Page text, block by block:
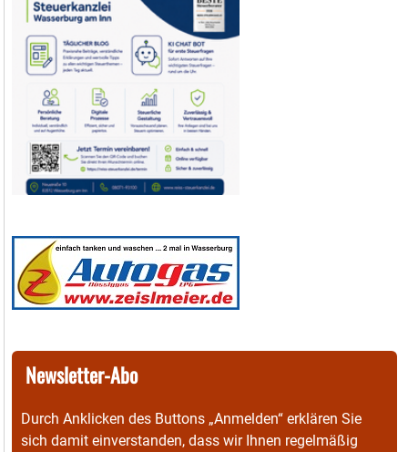
Newsletter-Abo
Durch Anklicken des Buttons „Anmelden“ erklären Sie
sich damit einverstanden, dass wir Ihnen regelmäßig